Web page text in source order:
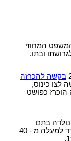
המשפט המחוזי
ובתו.
בקשה להכרזה
לצו כינוס,
הוכרז כפושט
כשנה נולדה בתם
היחידה, שכיום היא בת 45. בני הזוג חיים בנפרד למעלה מ - 40